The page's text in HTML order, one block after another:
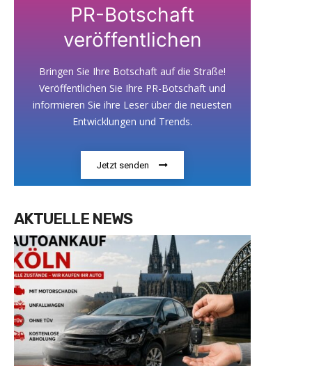
PR-Botschaft
veröffentlichen
Bringen Sie Ihre Botschaft auf die Straße!
Veröffentlichen Sie Ihre PR-Botschaft und
informieren Sie ihre Leser über die neuesten
Entwicklungen und Trends.
Jetzt senden
AKTUELLE NEWS